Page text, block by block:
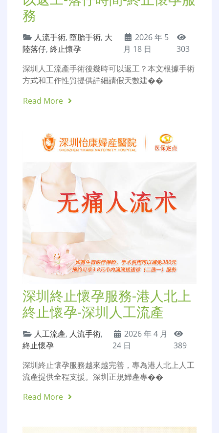
務
人流手術, 墮胎手術, 大
陸落仔, 終止懷孕
2026 年 5
月 18 日
303
深圳人工流產手術後幾時可以返工？本文根據手術
方式和工作性質提供詳細請假天數建��
Read More
深圳終止懷孕服務-港人北上
終止懷孕-深圳人工流產
人工流產, 人流手術,
終止懷孕
2026 年 4 月
24 日
389
深圳終止懷孕服務越來越完善，專為港人北上人工
流產提供全程支援。深圳正規婦產專��
Read More